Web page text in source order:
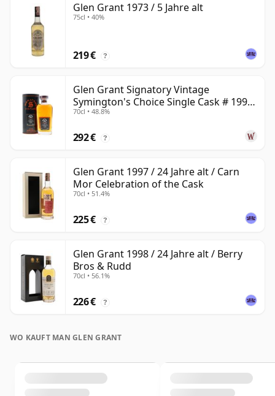
Glen Grant 1973 / 5 Jahre alt
75cl • 40%
219 € ?
Glen Grant Signatory Vintage
Symington's Choice Single Cask # 1995
30 Jahre alt
70cl • 48.8%
292 € ?
Glen Grant 1997 / 24 Jahre alt / Carn
Mor Celebration of the Cask
70cl • 51.4%
225 € ?
Glen Grant 1998 / 24 Jahre alt / Berry
Bros & Rudd
70cl • 56.1%
226 € ?
WO KAUFT MAN GLEN GRANT